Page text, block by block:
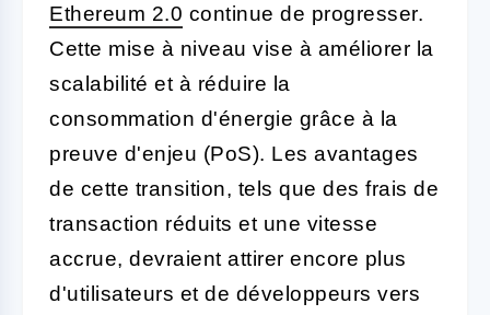
Ethereum 2.0 continue de progresser.
Cette mise à niveau vise à améliorer la
scalabilité et à réduire la
consommation d'énergie grâce à la
preuve d'enjeu (PoS). Les avantages
de cette transition, tels que des frais de
transaction réduits et une vitesse
accrue, devraient attirer encore plus
d'utilisateurs et de développeurs vers